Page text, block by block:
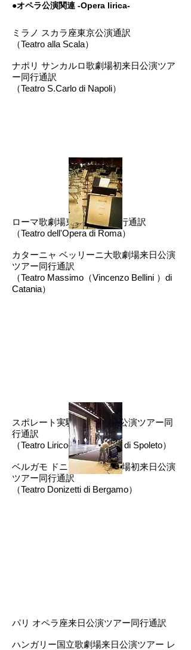
●オペラ公演関連 -Opera lirica-
ミラノ スカラ座東京公演通訳
（Teatro alla Scala）
ナポリ サンカルロ歌劇場初来日公演ツア
ー同行通訳
（Teatro S.Carlo di Napoli）
ローマ歌劇場東京初公演同行通訳
（Teatro dell'Opera di Roma）
カターニャ ベッリーニ大歌劇場来日公演
ツアー同行通訳
（Teatro Massimo（Vincenzo Bellini ）di
Catania）
スポレート実験歌劇場来日公演ツアー同
行通訳
（Teatro Lirico Sperimentale di Spoleto）
ベルガモ ドニゼッティ歌劇場初来日公演
ツアー同行通訳
（Teatro Donizetti di Bergamo）
パリ オペラ座来日公演ツアー同行通訳
ハンガリー国立歌劇場来日公演ツアー レ